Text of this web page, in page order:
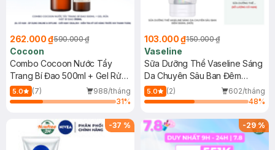
262.000 ₫590.000 ₫
Cocoon
Combo Cocoon Nước Tẩy
Trang Bí Đao 500ml + Gel Rửa
Mặt Bí Đao 310ml
5.0 (7)
988/tháng
31%
103.000 ₫150.000 ₫
Vaseline
Sữa Dưỡng Thể Vaseline Sáng
Da Chuyên Sâu Ban Đêm
300ml (Mới)
5.0 (2)
602/tháng
48%
-37 % -29%